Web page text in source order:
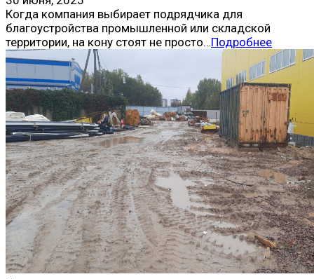
Когда компания выбирает подрядчика для
благоустройства промышленной или складской
территории, на кону стоят не просто…Подробнее